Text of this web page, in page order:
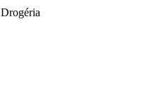
Drogéria